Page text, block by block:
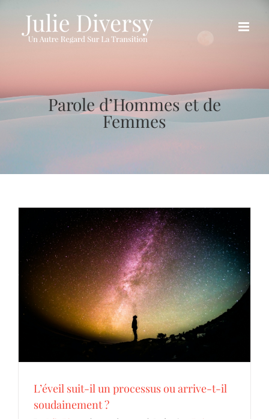
contenu
Parole d’Hommes et de
Femmes
L’éveil suit-il un processus ou arrive-t-il
soudainement ?
Ecritures Inspirées Mémoire Akashique
Parole d'Hommes
et de Femmes
L’éveil suit-il un processus ou arrive-t-il
soudainement ?